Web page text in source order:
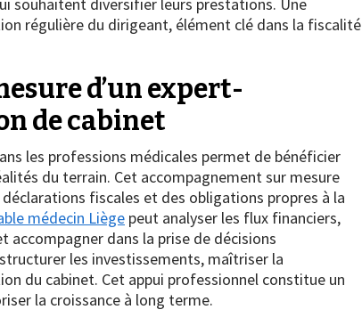
régulière du dirigeant, élément clé dans la fiscalité
d’un expert-
de cabinet
les professions médicales permet de bénéficier
du terrain. Cet accompagnement sur mesure
fiscales et des obligations propres à la
médecin Liège peut analyser les flux financiers,
dans la prise de décisions
les investissements, maîtriser la
du cabinet. Cet appui professionnel constitue un
la croissance à long terme.